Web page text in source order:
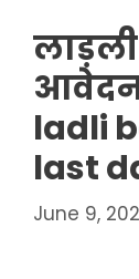
आवेदन
ladli
last
June 9,